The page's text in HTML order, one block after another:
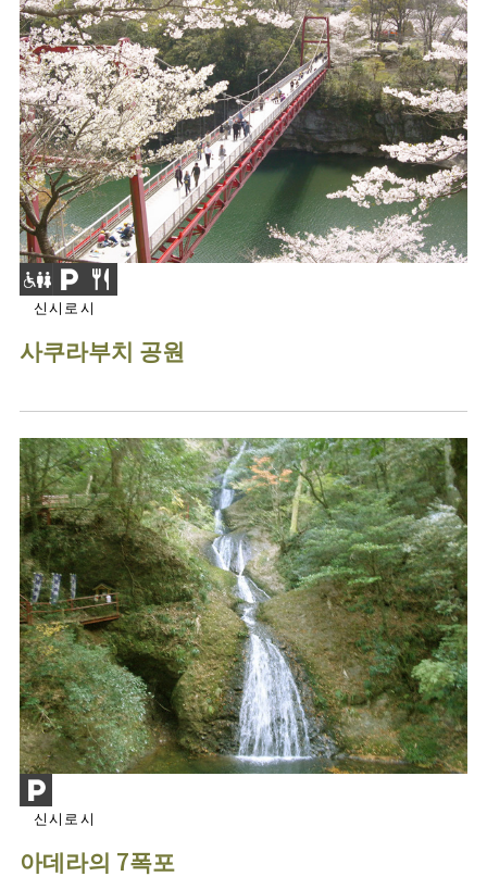
신시로시
사쿠라부치 공원
신시로시
아데라의 7폭포